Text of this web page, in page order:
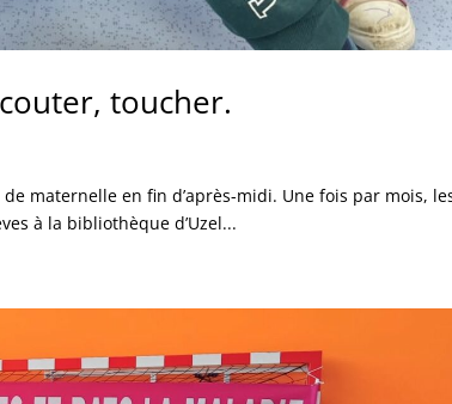
toucher.
maternelle en fin d’après-midi. Une fois par mois,
à la bibliothèque d’Uzel...